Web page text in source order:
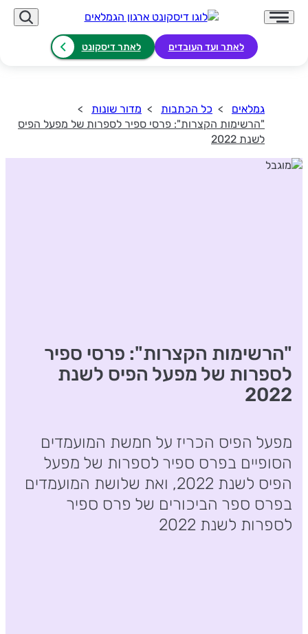
לאתר ועד העובדים לאתר דיסקונט
גמלאים כל הכתבות
מדור שונות
"הרשימות הקצרות": פרסי ספיר לספרות של מפעל הפיס
לשנת 2022
"הרשימות הקצרות": פרסי ספיר
לספרות של מפעל הפיס לשנת
2022
מפעל הפיס הכריז על חמשת המועמדים
הסופיים בפרס ספיר לספרות של מפעל
הפיס לשנת 2022, ואת שלושת המועמדים
בפרס ספר הביכורים של פרס ספיר
לספרות לשנת 2022